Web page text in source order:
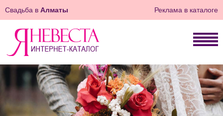
Свадьба в Алматы Реклама в каталоге